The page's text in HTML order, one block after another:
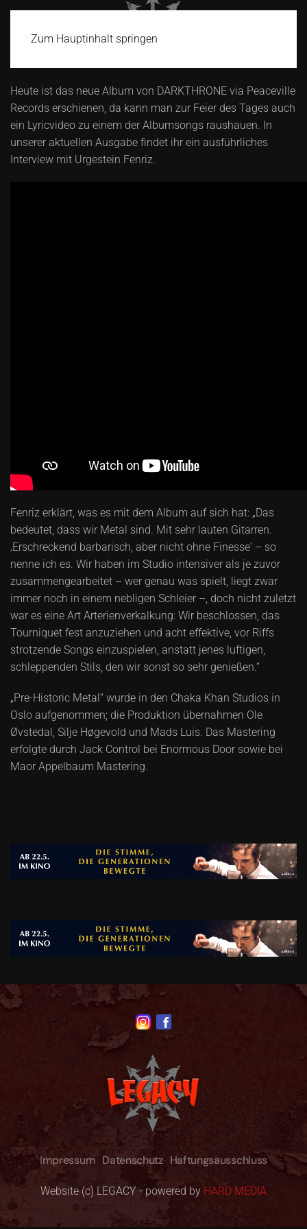
Zum Hauptinhalt springen
Heute ist das neue Album von DARKTHRONE via Peaceville
Records erschienen, da kann man zur Feier des Tages auch
ein Lyricvideo zu einem der Albumsongs raushauen. In
unserer aktuellen Ausgabe findet ihr ein ausführliches
Interview mit Urgestein Fenriz.
Fenriz erklärt, was es mit dem Album auf sich hat: „Das
bedeutet, dass wir Metal sind. Mit sehr lauten Gitarren.
‚Erschreckend barbarisch, aber nicht ohne Finesse‘ – so
nenne ich es. Wir haben im Studio intensiver als je zuvor
zusammengearbeitet – wer genau was spielt, liegt zwar
immer noch in einem nebligen Schleier –, doch nicht zuletzt
war es eine Art Arterienverkalkung: Wir beschlossen, das
Tourniquet fest anzuziehen und acht effektive, vor Riffs
strotzende Songs einzuspielen, anstatt jenes luftigen,
schleppenden Stils, den wir sonst so sehr genießen.“
„Pre-Historic Metal“ wurde in den Chaka Khan Studios in
Oslo aufgenommen; die Produktion übernahmen Ole
Øvstedal, Silje Høgevold und Mads Luis. Das Mastering
erfolgte durch Jack Control bei Enormous Door sowie bei
Maor Appelbaum Mastering.
Impressum Datenschutz Haftungsausschluss
Website (c) LEGACY - powered by HARD MEDIA